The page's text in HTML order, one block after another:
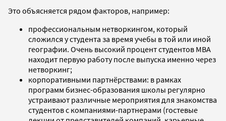
Это объясняется рядом факторов, например:
профессиональным нетворкингом, который
сложился у студента за время учебы в той или иной
географии. Очень высокий процент студентов MBA
находит первую работу после выпуска именно через
нетворкинг;
корпоративными партнёрствами: в рамках
программ бизнес-образования школы регулярно
устраивают различные мероприятия для знакомства
студентов с компаниями-партнерами (гостевые